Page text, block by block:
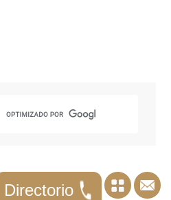
Directorio